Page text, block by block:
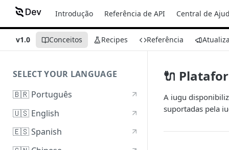
Introdução Referência de API Central de
v1.0 Conceitos Recipes Referência
SELECT YOUR LANGUAGE
🇧🇷 Português
🇺🇸 English
🇪🇸 Spanish
🔌
A iugu
suportadas pela